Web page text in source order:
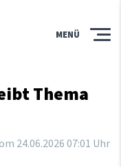
MENÜ
Thema
24.06.202607:01 Uhr